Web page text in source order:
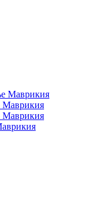
Маврикия
Маврикия
Маврикия